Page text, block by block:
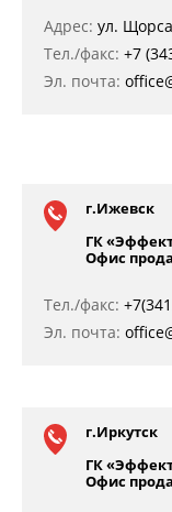
Адрес: ул.
Тел./факс: +7
Эл. почта:
г.Ижевск
ГК
Офис
Тел./факс:
Эл. почта:
г.Иркутск
ГК
Офис